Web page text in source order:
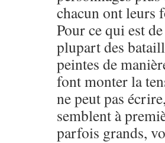
chacun ont leurs
Pour ce qui est
plupart des
peintes de
font monter la
ne peut pas
semblent à
parfois grands,